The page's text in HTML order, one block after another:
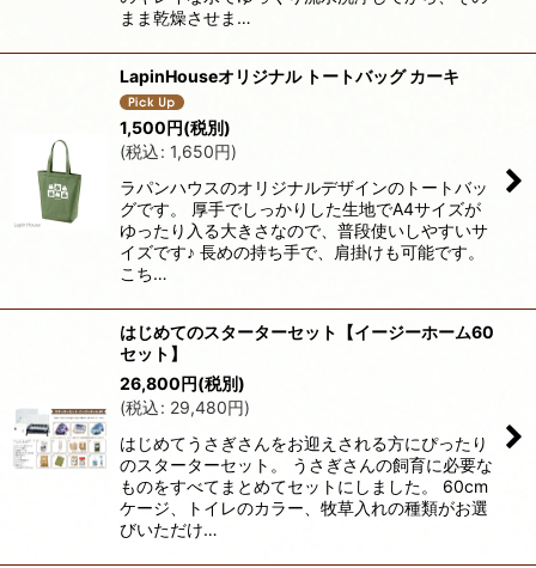
まま乾燥させま…
LapinHouseオリジナル トートバッグ カーキ
1,500円(税別)
(税込: 1,650円)
ラパンハウスのオリジナルデザインのトートバッ
グです。 厚手でしっかりした生地でA4サイズが
ゆったり入る大きさなので、普段使いしやすいサ
イズです♪ 長めの持ち手で、肩掛けも可能です。
こち…
はじめてのスターターセット【イージーホーム60
セット】
26,800円(税別)
(税込: 29,480円)
はじめてうさぎさんをお迎えされる方にぴったり
のスターターセット。 うさぎさんの飼育に必要な
ものをすべてまとめてセットにしました。 60cm
ケージ、トイレのカラー、牧草入れの種類がお選
びいただけ…